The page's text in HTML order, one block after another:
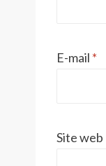
E-mail *
Site web